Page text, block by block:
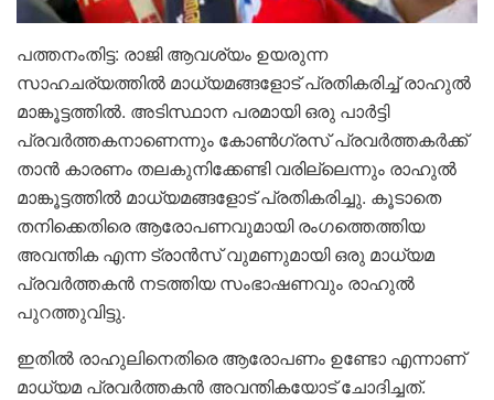
പത്തനംതിട്ട: രാജി ആവശ്യം ഉയരുന്ന
സാഹചര്യത്തിൽ മാധ്യമങ്ങളോട് പ്രതികരിച്ച് രാഹുൽ
മാങ്കൂട്ടത്തിൽ. അടിസ്ഥാന പരമായി ഒരു പാർട്ടി
പ്രവർത്തകനാണെന്നും കോൺഗ്രസ് പ്രവർത്തകർക്ക്
താൻ കാരണം തലകുനിക്കേണ്ടി വരില്ലെന്നും രാഹുൽ
മാങ്കൂട്ടത്തിൽ മാധ്യമങ്ങളോട് പ്രതികരിച്ചു. കൂടാതെ
തനിക്കെതിരെ ആരോപണവുമായി രംഗത്തെത്തിയ
അവന്തിക എന്ന ട്രാൻസ് വുമണുമായി ഒരു മാധ്യമ
പ്രവർത്തകൻ നടത്തിയ സംഭാഷണവും രാഹുൽ
പുറത്തുവിട്ടു.
ഇതിൽ രാഹുലിനെതിരെ ആരോപണം ഉണ്ടോ എന്നാണ്
മാധ്യമ പ്രവർത്തകൻ അവന്തികയോട് ചോദിച്ചത്.